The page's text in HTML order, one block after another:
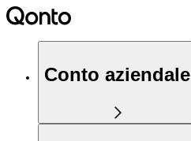
Conto aziendale